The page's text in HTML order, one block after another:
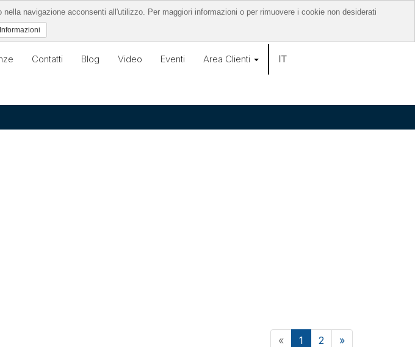
Contatti Blog Video Eventi Area Clienti IT
« 1 2 »
navigazione acconsenti all'utilizzo. Per maggiori informazioni o per rimuovere i cookie non desiderati
Informazioni